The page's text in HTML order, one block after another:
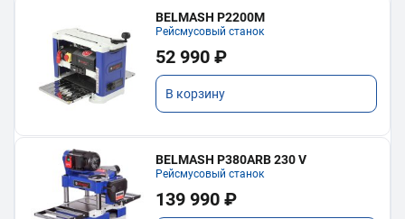
BELMASH P2200M
Рейсмусовый станок
52 990 ₽
В корзину
BELMASH P380ARB 230 V
Рейсмусовый станок
139 990 ₽